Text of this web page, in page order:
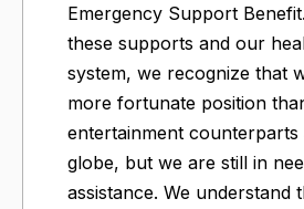
Emergency Support
these supports and our
system, we recognize that
more fortunate position
entertainment
globe, but we are still in
assistance. We understand